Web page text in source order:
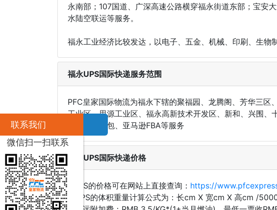
永南部；107国道、广深高速公路横穿福永街道东部；宝安
水陆空联运等服务。
福永工业经济比较发达，以电子、五金、机械、印刷、生物
福永UPS国际快递服务范围
PFC皇家国际物流为福永下辖的聚福园、龙腾阁、芳华三
工业区、思源工业区、福永高新技术开发区、新和、兴围
递、国际小包、亚马逊FBA等服务
福永UPS国际快递价格
1.UPS的价格可在网站上直接查询： https://
2.UPS的体积重量计算公式为：长cm X 宽cm X 高cm /
联系我们
微信扫一扫联系